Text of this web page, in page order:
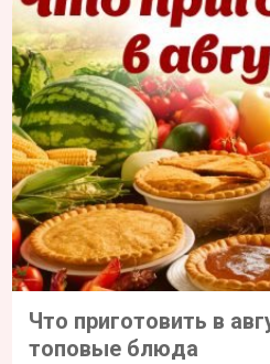
Что приготовить в
топовые блюда